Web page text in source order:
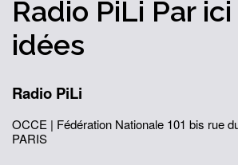
Radio PiLi Par ici
idées
Radio PiLi
OCCE | Fédération Nationale 101 bis rue
PARIS